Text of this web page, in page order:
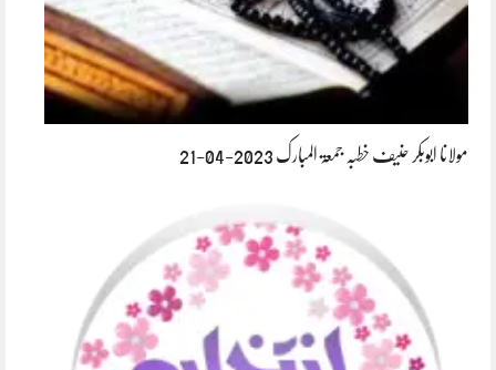
مولانا ابوبکر حنیف خطبہ جمعۃ المبارک 2023-04-21